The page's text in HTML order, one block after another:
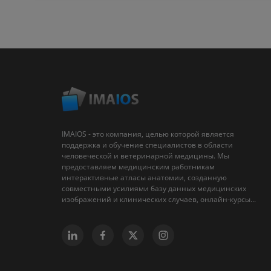
IMAIOS - это компания, целью которой является
поддержка и обучение специалистов в области
человеческой и ветеринарной медицины. Мы
предоставляем медицинским работникам
интерактивные атласы анатомии, созданную
совместными усилиями базу данных медицинских
изображений и клинических случаев, онлайн-курсы...